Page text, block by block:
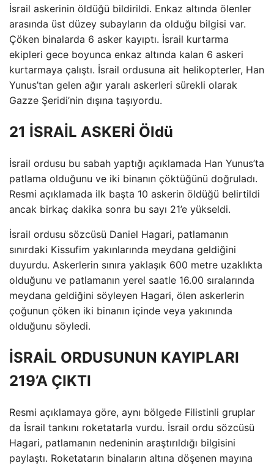
İsrail askerinin öldüğü bildirildi. Enkaz altında ölenler
arasında üst düzey subayların da olduğu bilgisi var.
Çöken binalarda 6 asker kayıptı. İsrail kurtarma
ekipleri gece boyunca enkaz altında kalan 6 askeri
kurtarmaya çalıştı. İsrail ordusuna ait helikopterler, Han
Yunus’tan gelen ağır yaralı askerleri sürekli olarak
Gazze Şeridi’nin dışına taşıyordu.
21 İSRAİL ASKERİ Öldü
İsrail ordusu bu sabah yaptığı açıklamada Han Yunus’ta
patlama olduğunu ve iki binanın çöktüğünü doğruladı.
Resmi açıklamada ilk başta 10 askerin öldüğü belirtildi
ancak birkaç dakika sonra bu sayı 21’e yükseldi.
İsrail ordusu sözcüsü Daniel Hagari, patlamanın
sınırdaki Kissufim yakınlarında meydana geldiğini
duyurdu. Askerlerin sınıra yaklaşık 600 metre uzaklıkta
olduğunu ve patlamanın yerel saatle 16.00 sıralarında
meydana geldiğini söyleyen Hagari, ölen askerlerin
çoğunun çöken iki binanın içinde veya yakınında
olduğunu söyledi.
İSRAİL ORDUSUNUN KAYIPLARI
219’A ÇIKTI
Resmi açıklamaya göre, aynı bölgede Filistinli gruplar
da İsrail tankını roketatarla vurdu. İsrail ordu sözcüsü
Hagari, patlamanın nedeninin araştırıldığı bilgisini
paylaştı. Roketatarın binaların altına döşenen mayına